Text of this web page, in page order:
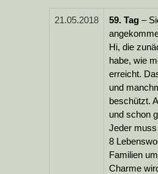
21.05.2018 59. Tag –
Hi, die
habe, wie
erreicht.
und
beschützt.
und schon
Jeder
8
Familien
Charme